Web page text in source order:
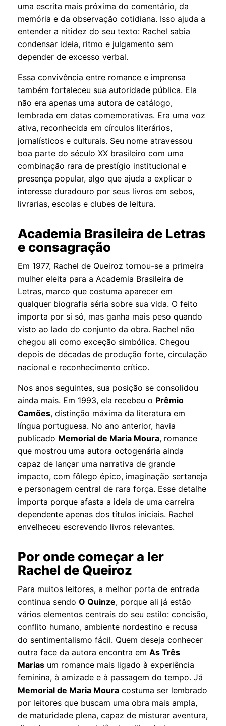
uma escrita mais próxima do comentário, da
memória e da observação cotidiana. Isso ajuda a
entender a nitidez do seu texto: Rachel sabia
condensar ideia, ritmo e julgamento sem
depender de excesso verbal.
Essa convivência entre romance e imprensa
também fortaleceu sua autoridade pública. Ela
não era apenas uma autora de catálogo,
lembrada em datas comemorativas. Era uma voz
ativa, reconhecida em círculos literários,
jornalísticos e culturais. Seu nome atravessou
boa parte do século XX brasileiro com uma
combinação rara de prestígio institucional e
presença popular, algo que ajuda a explicar o
interesse duradouro por seus livros em sebos,
livrarias, escolas e clubes de leitura.
Academia Brasileira de Letras
e consagração
Em 1977, Rachel de Queiroz tornou-se a primeira
mulher eleita para a Academia Brasileira de
Letras, marco que costuma aparecer em
qualquer biografia séria sobre sua vida. O feito
importa por si só, mas ganha mais peso quando
visto ao lado do conjunto da obra. Rachel não
chegou ali como exceção simbólica. Chegou
depois de décadas de produção forte, circulação
nacional e reconhecimento crítico.
Nos anos seguintes, sua posição se consolidou
ainda mais. Em 1993, ela recebeu o Prêmio
Camões, distinção máxima da literatura em
língua portuguesa. No ano anterior, havia
publicado Memorial de Maria Moura, romance
que mostrou uma autora octogenária ainda
capaz de lançar uma narrativa de grande
impacto, com fôlego épico, imaginação sertaneja
e personagem central de rara força. Esse detalhe
importa porque afasta a ideia de uma carreira
dependente apenas dos títulos iniciais. Rachel
envelheceu escrevendo livros relevantes.
Por onde começar a ler
Rachel de Queiroz
Para muitos leitores, a melhor porta de entrada
continua sendoO Quinze, porque ali já estão
vários elementos centrais do seu estilo: concisão,
conflito humano, ambiente nordestino e recusa
do sentimentalismo fácil. Quem deseja conhecer
outra face da autora encontra emAs Três
Marias um romance mais ligado à experiência
feminina, à amizade e à passagem do tempo. Já
Memorial de Maria Moura costuma ser lembrado
por leitores que buscam uma obra mais ampla,
de maturidade plena, capaz de misturar aventura,